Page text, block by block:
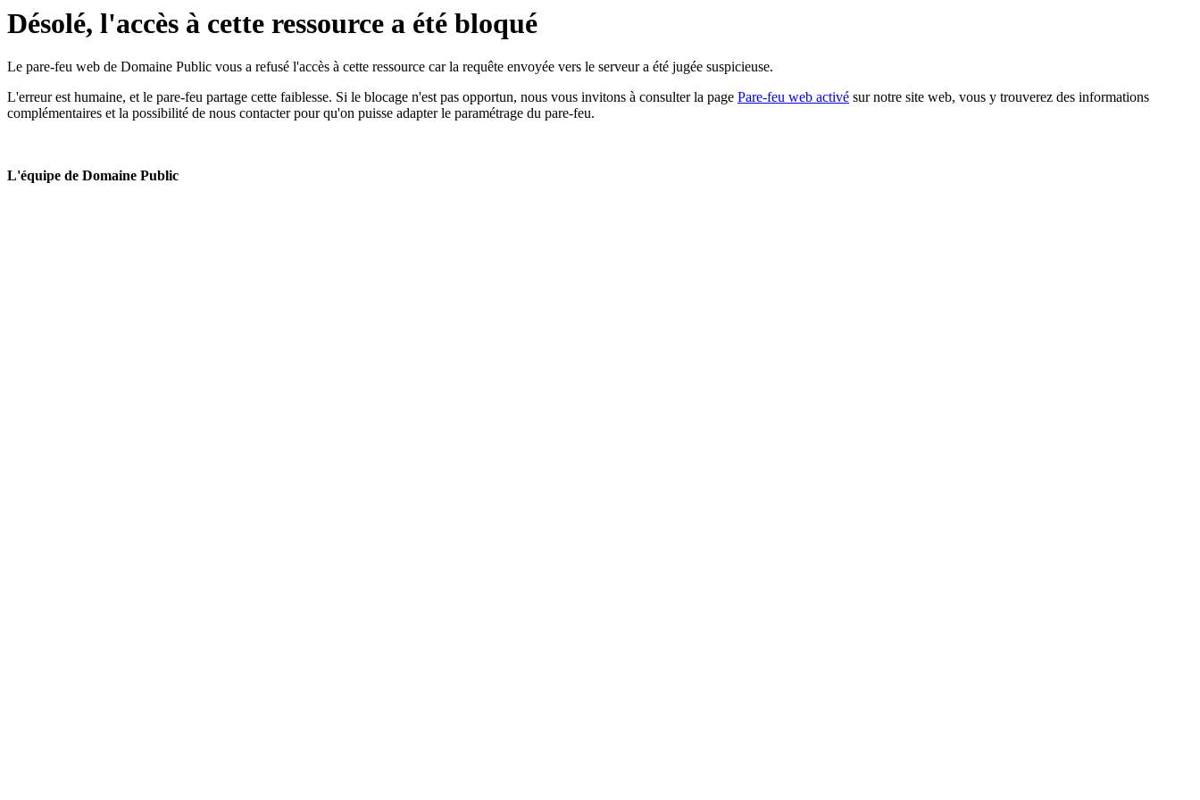
Désolé, l'accès à cette ressource a été bloqué
Le pare-feu web de Domaine Public vous a refusé l'accès à cette ressource car la requête envoyée vers le serveur a été jugée suspicieuse.
L'erreur est humaine, et le pare-feu partage cette faiblesse. Si le blocage n'est pas opportun, nous vous invitons à consulter la page Pare-feu web activé sur notre site web, vous y trouverez des informations
complémentaires et la possibilité de nous contacter pour qu'on puisse adapter le paramétrage du pare-feu.
L'équipe de Domaine Public